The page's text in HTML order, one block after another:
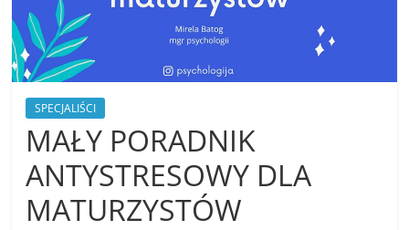
SPECJALIŚCI
MAŁY PORADNIK
ANTYSTRESOWY DLA
MATURZYSTÓW